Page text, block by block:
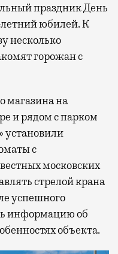
летний юбилей. К
несколько
горожан с
магазина на
и рядом с парком
установили
с
московских
стрелой крана
успешного
информацию об
объекта.